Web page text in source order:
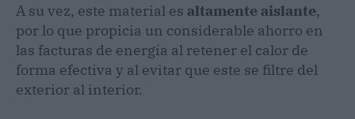
A su vez, este material es altamente aislante,
por lo que propicia un considerable ahorro en
las facturas de energía al retener el calor de
forma efectiva y al evitar que este se filtre del
exterior al interior.